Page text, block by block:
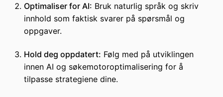
Optimaliser for AI: Bruk naturlig språk og skriv
innhold som faktisk svarer på spørsmål og
oppgaver.
Hold deg oppdatert: Følg med på utviklingen
innen AI og søkemotoroptimalisering for å
tilpasse strategiene dine.